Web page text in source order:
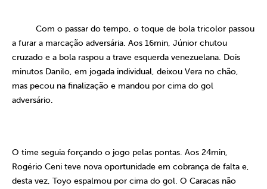
Com o passar do tempo, o toque de bola tricolor passou
a furar a marcação adversária. Aos 16min, Júnior chutou
cruzado e a bola raspou a trave esquerda venezuelana. Dois
minutos Danilo, em jogada individual, deixou Vera no chão,
mas pecou na finalização e mandou por cima do gol
adversário.
O time seguia forçando o jogo pelas pontas. Aos 24min,
Rogério Ceni teve nova oportunidade em cobrança de falta e,
desta vez, Toyo espalmou por cima do gol. O Caracas não